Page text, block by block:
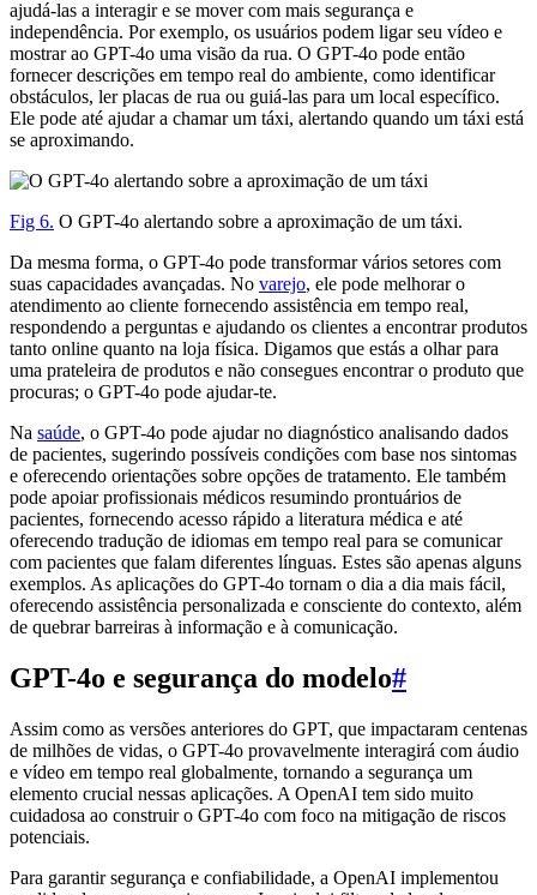
ajudá-las a interagir e se mover com mais segurança e
independência. Por exemplo, os usuários podem ligar seu vídeo e
mostrar ao GPT-4o uma visão da rua. O GPT-4o pode então
fornecer descrições em tempo real do ambiente, como identificar
obstáculos, ler placas de rua ou guiá-las para um local específico.
Ele pode até ajudar a chamar um táxi, alertando quando um táxi está
se aproximando.
Fig 6. O GPT-4o alertando sobre a aproximação de um táxi.
Da mesma forma, o GPT-4o pode transformar vários setores com
suas capacidades avançadas. No varejo, ele pode melhorar o
atendimento ao cliente fornecendo assistência em tempo real,
respondendo a perguntas e ajudando os clientes a encontrar produtos
tanto online quanto na loja física. Digamos que estás a olhar para
uma prateleira de produtos e não consegues encontrar o produto que
procuras; o GPT-4o pode ajudar-te.
Na saúde, o GPT-4o pode ajudar no diagnóstico analisando dados
de pacientes, sugerindo possíveis condições com base nos sintomas
e oferecendo orientações sobre opções de tratamento. Ele também
pode apoiar profissionais médicos resumindo prontuários de
pacientes, fornecendo acesso rápido a literatura médica e até
oferecendo tradução de idiomas em tempo real para se comunicar
com pacientes que falam diferentes línguas. Estes são apenas alguns
exemplos. As aplicações do GPT-4o tornam o dia a dia mais fácil,
oferecendo assistência personalizada e consciente do contexto, além
de quebrar barreiras à informação e à comunicação.
GPT-4o e segurança do modelo#
Assim como as versões anteriores do GPT, que impactaram centenas
de milhões de vidas, o GPT-4o provavelmente interagirá com áudio
e vídeo em tempo real globalmente, tornando a segurança um
elemento crucial nessas aplicações. A OpenAI tem sido muito
cuidadosa ao construir o GPT-4o com foco na mitigação de riscos
potenciais.
Para garantir segurança e confiabilidade, a OpenAI implementou